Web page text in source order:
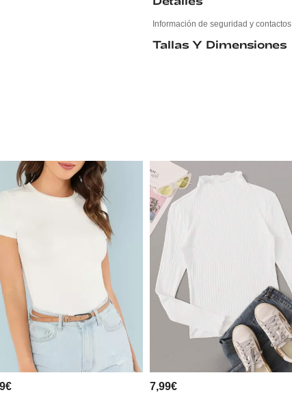
Información de seguridad y contactos
Tallas Y Dimensiones
7,99€